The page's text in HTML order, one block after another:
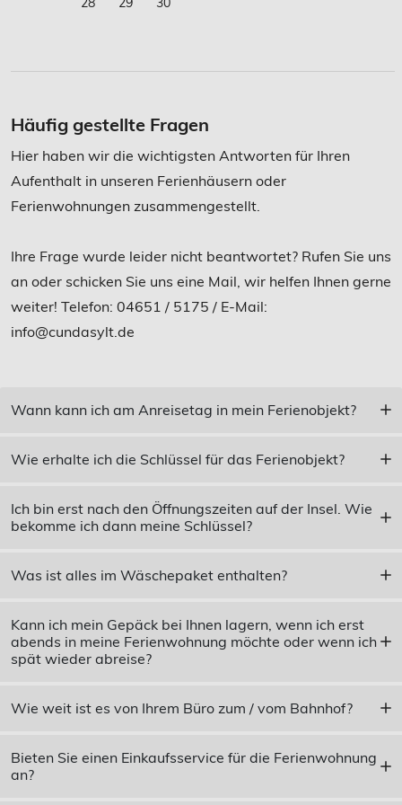
Häufig gestellte Fragen
Hier haben wir die wichtigsten Antworten für Ihren
Aufenthalt in unseren Ferienhäusern oder
Ferienwohnungen zusammengestellt.
Ihre Frage wurde leider nicht beantwortet? Rufen Sie uns
an oder schicken Sie uns eine Mail, wir helfen Ihnen gerne
weiter! Telefon: 04651 / 5175 / E-Mail:
info@cundasylt.de
Wann kann ich am Anreisetag in mein Ferienobjekt?
Wie erhalte ich die Schlüssel für das Ferienobjekt?
Ich bin erst nach den Öffnungszeiten auf der Insel. Wie
bekomme ich dann meine Schlüssel?
Was ist alles im Wäschepaket enthalten?
Kann ich mein Gepäck bei Ihnen lagern, wenn ich erst
abends in meine Ferienwohnung möchte oder wenn ich
spät wieder abreise?
Wie weit ist es von Ihrem Büro zum / vom Bahnhof?
Bieten Sie einen Einkaufsservice für die Ferienwohnung
an?